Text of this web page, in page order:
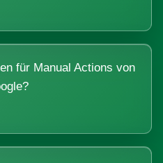
für Manual Actions von